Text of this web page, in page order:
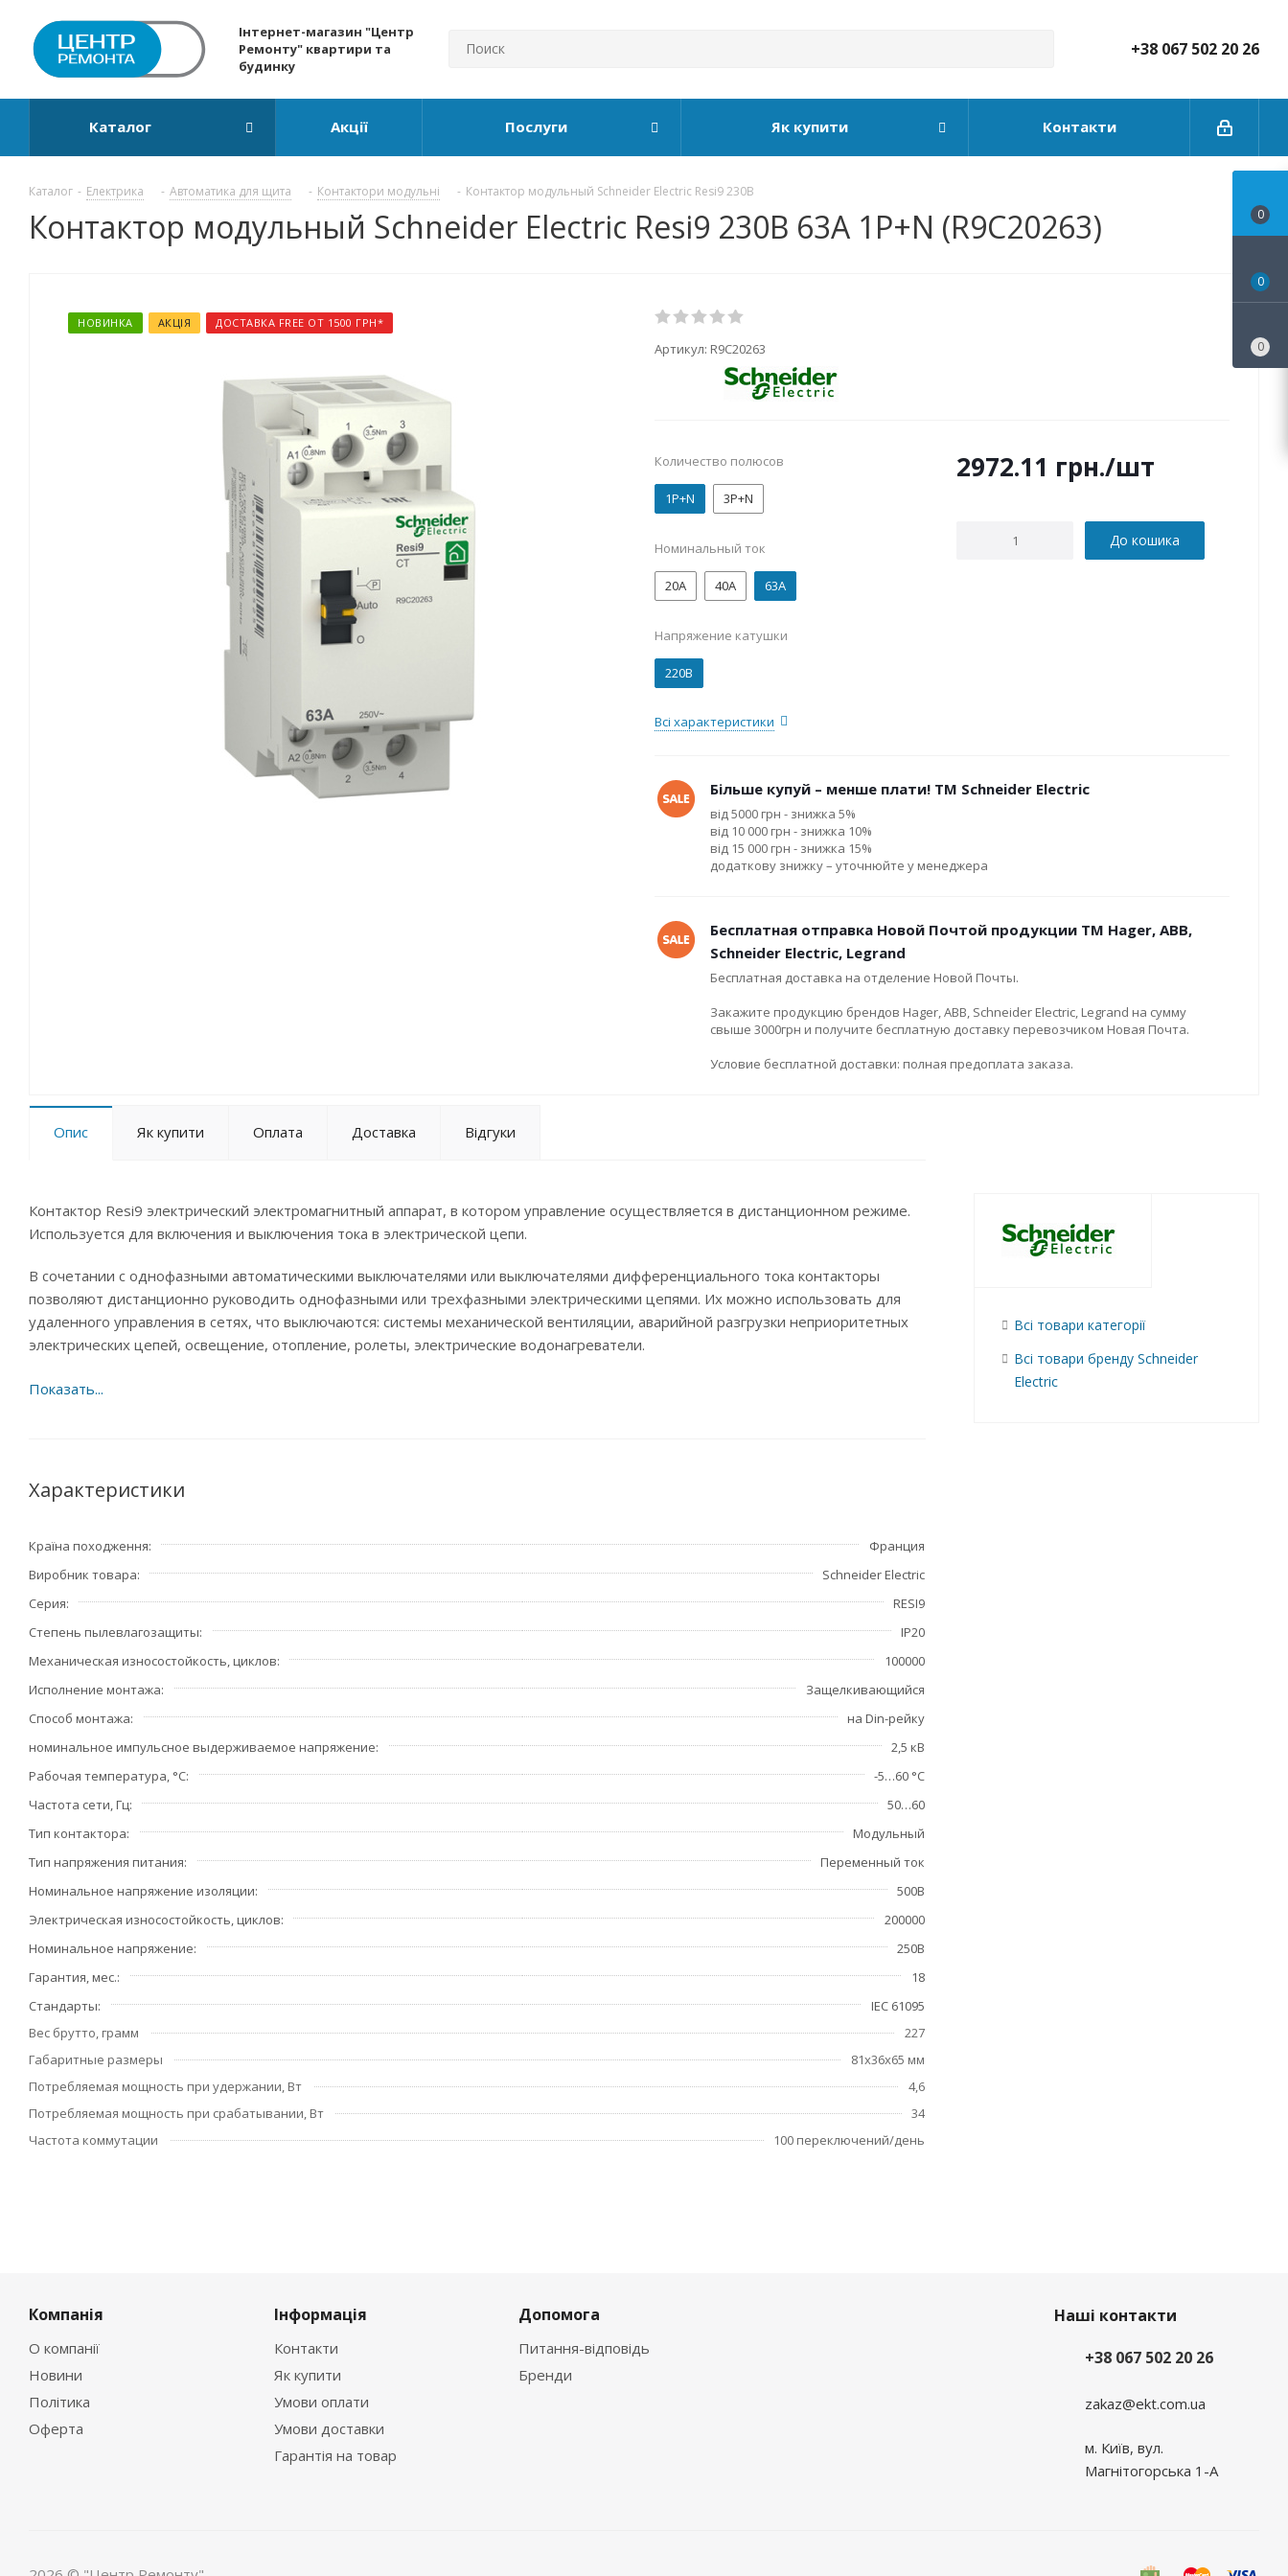
Інтернет-магазин "Центр
Ремонту" квартири та
будинку
+38 067 502 20 26
Каталог Акції Послуги Як купити Контакти
Каталог - Електрика - Автоматика для щита - Контактори модульні - Контактор модульный Schneider Electric Resi9 230В
Контактор модульный Schneider Electric Resi9 230В 63А 1P+N (R9C20263)
НОВИНКА АКЦІЯ ДОСТАВКА FREE ОТ 1500 ГРН*
Артикул: R9C20263
Количество полюсов
1P+N 3P+N
Номинальный ток
20А 40А 63А
Напряжение катушки
220В
Всі характеристики
2972.11 грн./шт
До кошика
Більше купуй – менше плати! ТМ Schneider Electric
від 5000 грн - знижка 5%
від 10 000 грн - знижка 10%
від 15 000 грн - знижка 15%
додаткову знижку – уточнюйте у менеджера
Бесплатная отправка Новой Почтой продукции ТМ Hager, ABB,
Schneider Electric, Legrand
Бесплатная доставка на отделение Новой Почты.
Закажите продукцию брендов Hager, ABB, Schneider Electric, Legrand на сумму
свыше 3000грн и получите бесплатную доставку перевозчиком Новая Почта.
Условие бесплатной доставки: полная предоплата заказа.
Опис Як купити Оплата Доставка Відгуки
Контактор Resi9 электрический электромагнитный аппарат, в котором управление осуществляется в дистанционном режиме.
Используется для включения и выключения тока в электрической цепи.
В сочетании с однофазными автоматическими выключателями или выключателями дифференциального тока контакторы
позволяют дистанционно руководить однофазными или трехфазными электрическими цепями. Их можно использовать для
удаленного управления в сетях, что выключаются: системы механической вентиляции, аварийной разгрузки неприоритетных
электрических цепей, освещение, отопление, ролеты, электрические водонагреватели.
Степень защиты контактора – IP20, по этому рекомендуется использовать его в сухих помещениях при температуре не выше
Характеристики
Країна походження
Франция
Виробник товара
Schneider Electric
Серия
RESI9
Степень пылевлагозащиты
IP20
Механическая износостойкость, циклов
100000
Исполнение монтажа
Защелкивающийся
Способ монтажа
на Din-рейку
номинальное импульсное выдерживаемое напряжение
2,5 кВ
Рабочая температура, °С
-5…60 °C
Частота сети, Гц
50…60
Тип контактора
Модульный
Тип напряжения питания
Переменный ток
Номинальное напряжение изоляции
500В
Электрическая износостойкость, циклов
200000
Номинальное напряжение
250В
Гарантия, мес.
18
Стандарты
IEC 61095
Вес брутто, грамм
227
Габаритные размеры
81х36х65 мм
Потребляемая мощность при удержании, Вт
4,6
Потребляемая мощность при срабатывании, Вт
34
Частота коммутации
100 переключений/день
Всі товари категорії
Всі товари бренду Schneider
Electric
Компанія
О компанії
Новини
Політика
Оферта
Інформація
Контакти
Як купити
Умови оплати
Умови доставки
Гарантія на товар
Допомога
Питання-відповідь
Бренди
Наші контакти
+38 067 502 20 26
zakaz@ekt.com.ua
м. Київ, вул.
Магнітогорська 1-А
0
0
0